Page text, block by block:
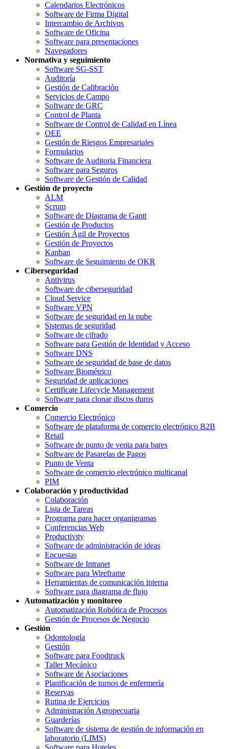
Calendarios Electrónicos
Software de Firma Digital
Intercambio de Archivos
Software de Oficina
Software para presentaciones
Navegadores
Normativa y seguimiento
Software SG-SST
Auditoría
Gestión de Calibración
Servicios de Campo
Software de GRC
Control de Planta
Software de Control de Calidad en Línea
OEE
Gestión de Riesgos Empresariales
Formularios
Software de Auditoria Financiera
Software para Seguros
Software de Gestión de Calidad
Gestión de proyecto
ALM
Scrum
Software de Diagrama de Gantt
Gestión de Productos
Gestión Ágil de Proyectos
Gestión de Proyectos
Kanban
Software de Seguimiento de OKR
Ciberseguridad
Antivirus
Software de ciberseguridad
Cloud Service
Software VPN
Software de seguridad en la nube
Sistemas de seguridad
Software de cifrado
Software para Gestión de Identidad y Acceso
Software DNS
Software de seguridad de base de datos
Software Biométrico
Seguridad de aplicaciones
Certificate Lifecycle Management
Software para clonar discos duros
Comercio
Comercio Electrónico
Software de plataforma de comercio electrónico B2B
Retail
Software de punto de venta para bares
Software de Pasarelas de Pagos
Punto de Venta
Software de comercio electrónico multicanal
PIM
Colaboración y productividad
Colaboración
Lista de Tareas
Programa para hacer organigramas
Conferencias Web
Productivity
Software de administración de ideas
Encuestas
Software de Intranet
Software para Wireframe
Herramientas de comunicación interna
Software para diagrama de flujo
Automatización y monitoreo
Automatización Robótica de Procesos
Gestión de Procesos de Negocio
Gestión
Odontología
Gestión
Software para Foodtruck
Taller Mecánico
Software de Asociaciones
Planificación de turnos de enfermería
Reservas
Rutina de Ejercicios
Administración Agropecuaria
Guarderías
Software de sistema de gestión de información en
laboratorio (LIMS)
Software para Hoteles